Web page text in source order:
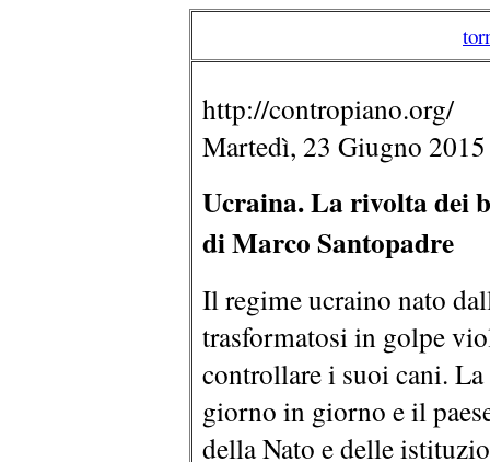
http://contropiano.org/
Martedì, 23 Giugno 2015
Ucraina. La rivolta dei
di Marco Santopadre
Il regime ucraino nato
trasformatosi in golpe
controllare i suoi cani.
giorno in giorno e il
della Nato e delle